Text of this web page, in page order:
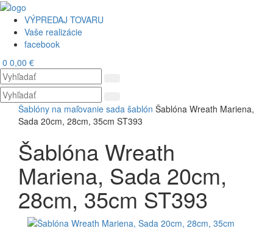
VÝPREDAJ TOVARU
Vaše realizácie
facebook
0 0,00 €
Šablóny na maľovanie sada šablón Šablóna Wreath Mariena,
Sada 20cm, 28cm, 35cm ST393
Šablóna Wreath
Mariena, Sada 20cm,
28cm, 35cm ST393